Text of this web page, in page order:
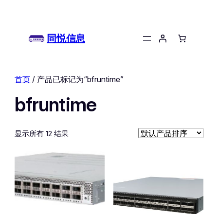
同悦信息
首页 / 产品已标记为“bfruntime”
bfruntime
显示所有 12 结果